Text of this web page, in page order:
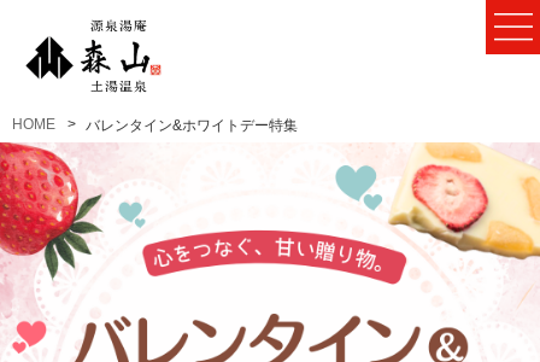
HOME バレンタイン&ホワイトデー特集